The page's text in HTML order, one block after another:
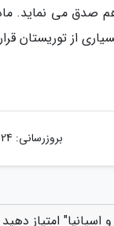
هم صدق می نماید.
از توریستان
بروزرسانی: 24 دی 1403
امتیاز دهید